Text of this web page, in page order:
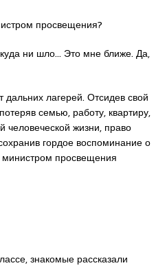
просвещения?
ни шло… Это мне ближе. Да,
лагерей. Отсидев свой
семью, работу, квартиру,
человеческой жизни, право
гордое воспоминание о
министром просвещения
знакомые рассказали